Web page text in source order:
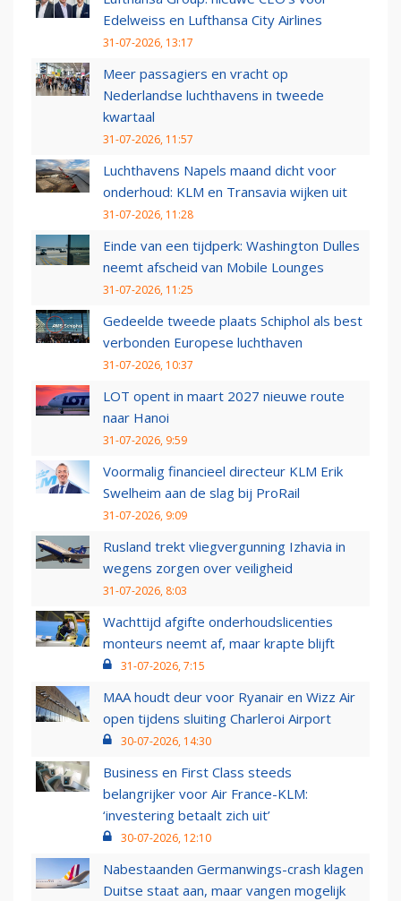
Edelweiss en Lufthansa City Airlines
31-07-2026, 13:17
Meer passagiers en vracht op
Nederlandse luchthavens in tweede
kwartaal
31-07-2026, 11:57
Luchthavens Napels maand dicht voor
onderhoud: KLM en Transavia wijken uit
31-07-2026, 11:28
Einde van een tijdperk: Washington Dulles
neemt afscheid van Mobile Lounges
31-07-2026, 11:25
Gedeelde tweede plaats Schiphol als best
verbonden Europese luchthaven
31-07-2026, 10:37
LOT opent in maart 2027 nieuwe route
naar Hanoi
31-07-2026, 9:59
Voormalig financieel directeur KLM Erik
Swelheim aan de slag bij ProRail
31-07-2026, 9:09
Rusland trekt vliegvergunning Izhavia in
wegens zorgen over veiligheid
31-07-2026, 8:03
Wachttijd afgifte onderhoudslicenties
monteurs neemt af, maar krapte blijft
31-07-2026, 7:15
MAA houdt deur voor Ryanair en Wizz Air
open tijdens sluiting Charleroi Airport
30-07-2026, 14:30
Business en First Class steeds
belangrijker voor Air France-KLM:
‘investering betaalt zich uit’
30-07-2026, 12:10
Nabestaanden Germanwings-crash klagen
Duitse staat aan, maar vangen mogelijk